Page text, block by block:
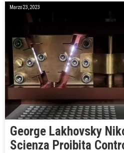
Marzo 23, 2023
George Lakhovsky
Scienza Proibita